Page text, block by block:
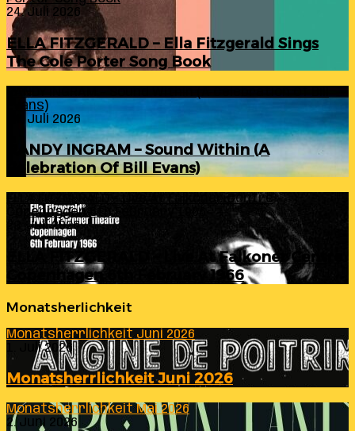
24. Juli 2026
ELLA FITZGERALD – Ella Fitzgerald Sings
The Cole Porter Song Book
Evans)
24. Juli 2026
RANDY INGRAM – Sound Within (A
Celebration Of Bill Evans)
ELLA FITZGERALD – Live At Falkoner Centre
Copenhagen 6th February 1966
23. Juli 2026
ELLA FITZGERALD – Live At Falkoner Centre
Copenhagen 6th February 1966
Monatsherlichkeit
Monatsherrlichkeit Juni 2026
1. Juli 2026
Monatsherrlichkeit Juni 2026
Monatsherrlichkeit Mai 2026
2. Juni 2026